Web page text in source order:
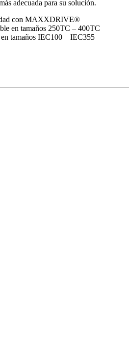
adecuada para su solución.
con MAXXDRIVE®
en tamaños 250TC – 400TC
tamaños IEC100 – IEC355